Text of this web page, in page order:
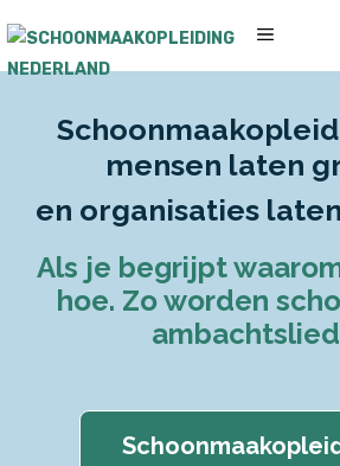
Ga
naar
inhoud
MENU
mensen laten
en organisaties
Als je begrijpt
hoe. Zo worden